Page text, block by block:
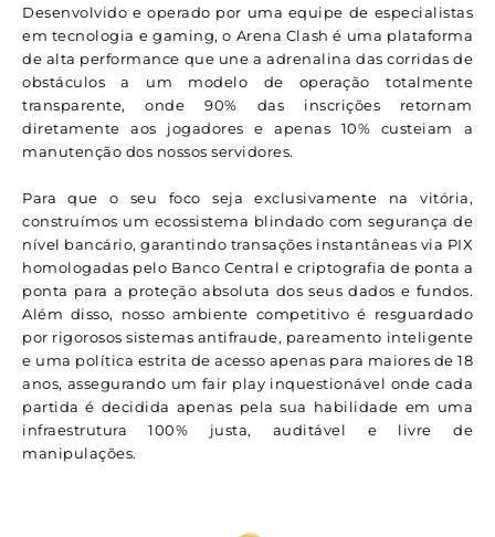
Desenvolvido e operado por uma equipe de especialistas
em tecnologia e gaming, o Arena Clash é uma plataforma
de alta performance que une a adrenalina das corridas de
obstáculos a um modelo de operação totalmente
transparente, onde 90% das inscrições retornam
diretamente aos jogadores e apenas 10% custeiam a
manutenção dos nossos servidores.
Para que o seu foco seja exclusivamente na vitória,
construímos um ecossistema blindado com segurança de
nível bancário, garantindo transações instantâneas via PIX
homologadas pelo Banco Central e criptografia de ponta a
ponta para a proteção absoluta dos seus dados e fundos.
Além disso, nosso ambiente competitivo é resguardado
por rigorosos sistemas antifraude, pareamento inteligente
e uma política estrita de acesso apenas para maiores de 18
anos, assegurando um fair play inquestionável onde cada
partida é decidida apenas pela sua habilidade em uma
infraestrutura 100% justa, auditável e livre de
manipulações.